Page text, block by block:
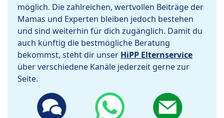
möglich. Die zahlreichen, wertvollen Beiträge der
Mamas und Experten bleiben jedoch bestehen
und sind weiterhin für dich zugänglich. Damit du
auch künftig die bestmögliche Beratung
bekommst, steht dir unser HiPP Elternservice
über verschiedene Kanäle jederzeit gerne zur
Seite.